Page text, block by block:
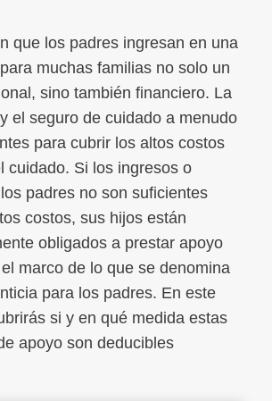
que los padres ingresan en una
muchas familias no solo un
sino también financiero. La
el seguro de cuidado a menudo
para cubrir los altos costos
cuidado. Si los ingresos o
padres no son suficientes
costos, sus hijos están
obligados a prestar apoyo
marco de lo que se denomina
para los padres. En este
si y en qué medida estas
apoyo son deducibles